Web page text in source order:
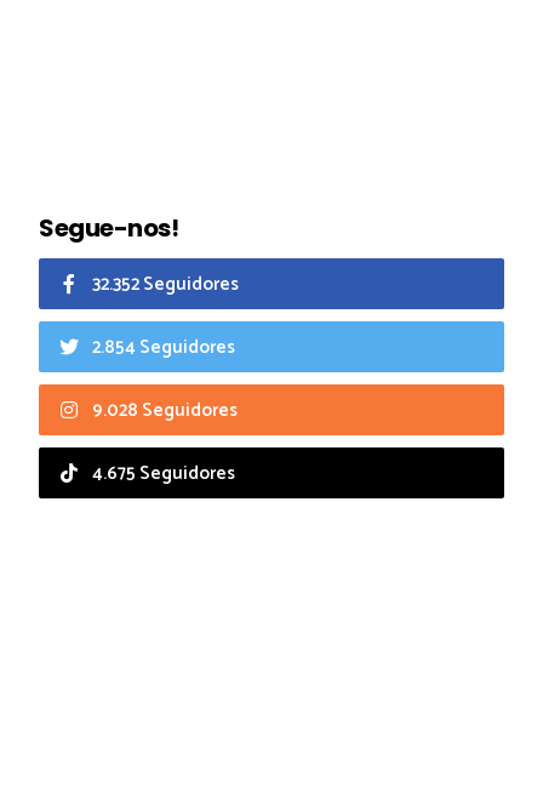
Segue-nos!
32.352 Seguidores
2.854 Seguidores
9.028 Seguidores
4.675 Seguidores